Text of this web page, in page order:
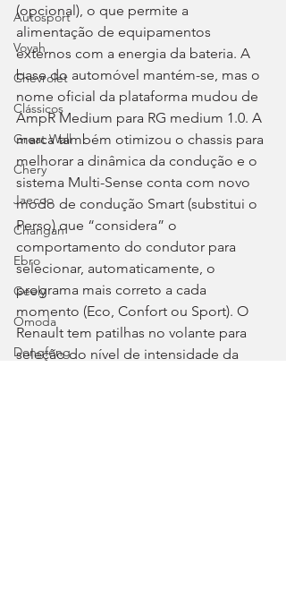
Autosport
Voyah
Chevrolet
Clássicos
Great Wall
Chery
Jaecoo
Changan
Ebro
Geely
Omoda
Dongfeng
(opcional), o que permite a
alimentação de equipamentos
externos com a energia da bateria. A
base do automóvel mantém-se, mas o
nome oficial da plataforma mudou de
AmpR Medium para RG medium 1.0. A
marca também otimizou o chassis para
melhorar a dinâmica da condução e o
sistema Multi-Sense conta com novo
modo de condução Smart (substitui o
Perso) que “considera” o
comportamento do condutor para
selecionar, automaticamente, o
programa mais correto a cada
momento (Eco, Confort ou Sport). O
Renault tem patilhas no volante para
seleção do nível de intensidade da